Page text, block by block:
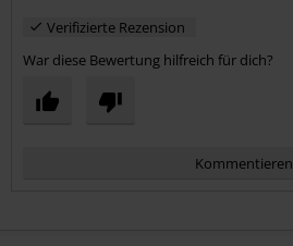
Verifizierte Rezension
War diese Bewertung hilfreich für dich?
Kommentieren